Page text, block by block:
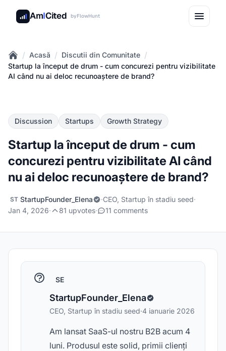
AmICited byFlowHunt
Home
/ Acasă / Discutii din Comunitate /
Startup la început de drum - cum concurezi pentru vizibilitate
AI când nu ai deloc recunoaștere de brand?
Discussion Startups Growth Strategy
Startup la început de drum - cum
concurezi pentru vizibilitate AI când
nu ai deloc recunoaștere de brand?
ST StartupFounder_Elena ·CEO, Startup în stadiu seed·
Jan 4, 2026· 81 upvotes· 11 comments
SE
StartupFounder_Elena
CEO, Startup în stadiu seed·4 ianuarie 2026
Am lansat SaaS-ul nostru B2B acum 4
luni. Produsul este solid, primii clienți